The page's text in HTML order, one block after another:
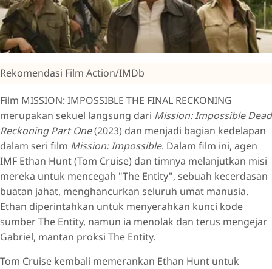
Rekomendasi Film Action/IMDb
Film MISSION: IMPOSSIBLE THE FINAL RECKONING
merupakan sekuel langsung dari Mission: Impossible Dead
Reckoning Part One(2023) dan menjadi bagian kedelapan
dalam seri film Mission: Impossible. Dalam film ini, agen
IMF Ethan Hunt (Tom Cruise) dan timnya melanjutkan misi
mereka untuk mencegah "The Entity", sebuah kecerdasan
buatan jahat, menghancurkan seluruh umat manusia.
Ethan diperintahkan untuk menyerahkan kunci kode
sumber The Entity, namun ia menolak dan terus mengejar
Gabriel, mantan proksi The Entity.
Tom Cruise kembali memerankan Ethan Hunt untuk